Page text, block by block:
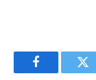
Facebook